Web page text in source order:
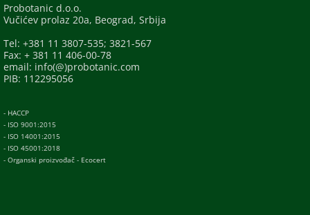
Probotanic d.o.o.
Vučićev prolaz 20a, Beograd, Srbija
Tel: +381 11 3807-535; 3821-567
Fax: + 381 11 406-00-78
email: info(@)probotanic.com
PIB: 112295056
- HACCP
- ISO 9001:2015
- ISO 14001:2015
- ISO 45001:2018
- Organski proizvođač - Ecocert